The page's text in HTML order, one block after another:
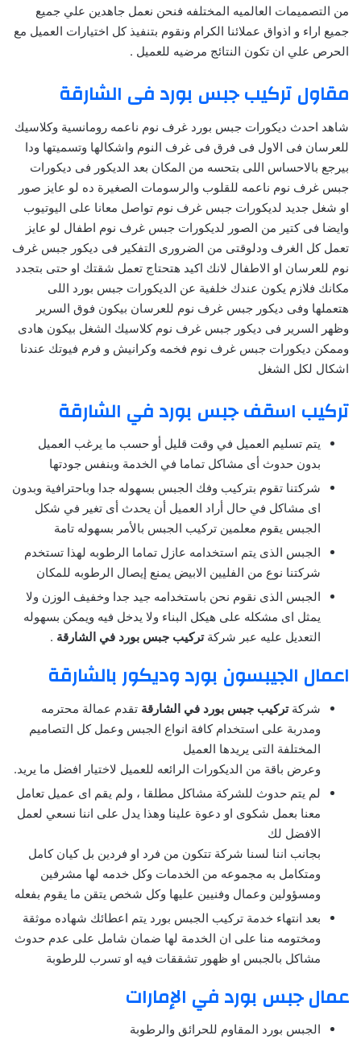
من التصميمات العالميه المختلفه فنحن نعمل جاهدين علي جميع
جميع اراء و اذواق عملائنا الكرام ونقوم بتنفيذ كل اختيارات العميل مع
الحرص علي ان تكون النتائج مرضيه للعميل .
مقاول تركيب جبس بورد فى الشارقة
شاهد احدث ديكورات جبس بورد غرف نوم ناعمه رومانسية وكلاسيك
للعرسان فى الاول فى فرق فى غرف النوم واشكالها وتسميتها ودا
بيرجع بالاحساس اللى بتحسه من المكان بعد الديكور فى ديكورات
جبس غرف نوم ناعمه للقلوب والرسومات الصغيرة ده لو عايز صور
او شغل جديد لديكورات جبس غرف نوم تواصل معانا على اليوتيوب
وايضا فى كتير من الصور لديكورات جبس غرف نوم اطفال لو عايز
تعمل كل الغرف ودلوقتى من الضرورى التفكير فى ديكور جبس غرف
نوم للعرسان او الاطفال لانك اكيد هتحتاج تعمل شقتك او حتى بتجدد
مكانك فلازم يكون عندك خلفية عن الديكورات جبس بورد اللى
هتعملها وفى ديكور جبس غرف نوم للعرسان بيكون فوق السرير
وظهر السرير فى ديكور جبس غرف نوم كلاسيك الشغل بيكون هادى
وممكن ديكورات جبس غرف نوم فخمه وكرانيش و فرم فيوتك عندنا
اشكال لكل الشغل
تركيب اسقف جبس بورد في الشارقة
يتم تسليم العميل في وقت قليل أو حسب ما يرغب العميل
بدون حدوث أى مشاكل تماما في الخدمة وبنفس جودتها
شركتنا تقوم بتركيب وفك الجبس بسهوله جدا وباحترافية وبدون
اى مشاكل في حال أراد العميل أن يحدث أى تغير في شكل
الجبس يقوم معلمين تركيب الجبس بالأمر بسهوله تامة
الجبس الذى يتم استخدامه عازل تماما الرطوبه لهذا تستخدم
شركتنا نوع من الفليين الابيض يمنع إيصال الرطوبه للمكان
الجبس الذى نقوم نحن باستخدامه جيد جدا وخفيف الوزن ولا
يمثل اى مشكله على هيكل البناء ولا يدخل فيه ويمكن بسهوله
التعديل عليه عبر شركةتركيب جبس بورد في الشارقة .
اعمال الجيبسون بورد وديكور بالشارقة
شركةتركيب جبس بورد في الشارقة تقدم عمالة محترمه
ومدربة على استخدام كافة انواع الجبس وعمل كل التصاميم
المختلفة التى يريدها العميل
وعرض باقة من الديكورات الرائعه للعميل لاختيار افضل ما يريد.
لم يتم حدوث للشركة مشاكل مطلقا ، ولم يقم اى عميل تعامل
معنا بعمل شكوى او دعوة علينا وهذا يدل على اننا نسعي لعمل
الافضل لك
بجانب اننا لسنا شركة تتكون من فرد او فردين بل كيان كامل
ومتكامل به مجموعه من الخدمات وكل خدمه لها مشرفين
ومسؤولين وعمال وفنيين عليها وكل شخص يتقن ما يقوم بفعله
بعد انتهاء خدمة تركيب الجبس بورد يتم اعطائك شهاده موثقة
ومختومه منا على ان الخدمة لها ضمان شامل على عدم حدوث
مشاكل بالجبس او ظهور تشققات فيه او تسرب للرطوبة
عمال جبس بورد في الإمارات
الجبس بورد المقاوم للحرائق والرطوبة